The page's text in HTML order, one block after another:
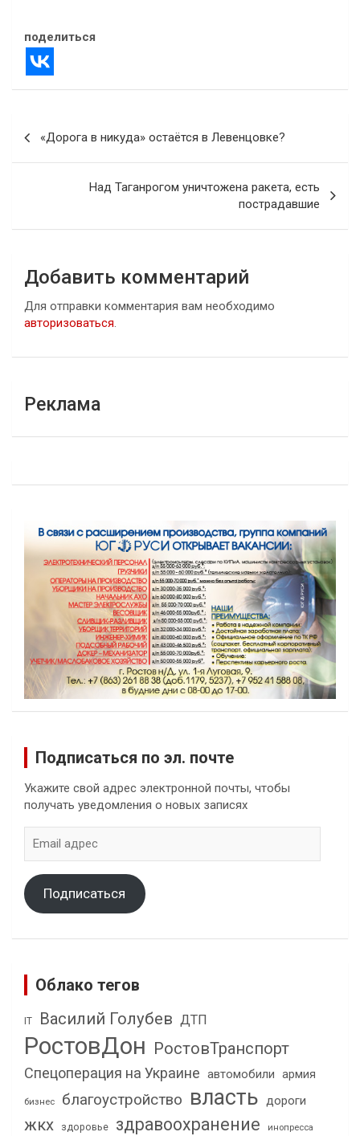
поделиться
записям
«Дорога в никуда» остаётся в Левенцовке?
Над Таганрогом уничтожена ракета, есть
пострадавшие
Добавить комментарий
Для отправки комментария вам необходимо
авторизоваться.
Реклама
Подписаться по эл. почте
Укажите свой адрес электронной почты, чтобы
получать уведомления о новых записях
адрес
Подписаться
Облако тегов
IT Василий Голубев ДТП
РостовДон РостовТранспорт
Спецоперация на Украине автомобили армия
бизнес благоустройство власть дороги
жкх здоровье здравоохранение инопресса